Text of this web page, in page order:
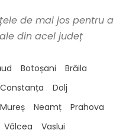
de mai jos pentru a
din acel județ
Botoșani
Brăila
Constanța
Dolj
Mureș Neamț
Prahova
Vâlcea Vaslui